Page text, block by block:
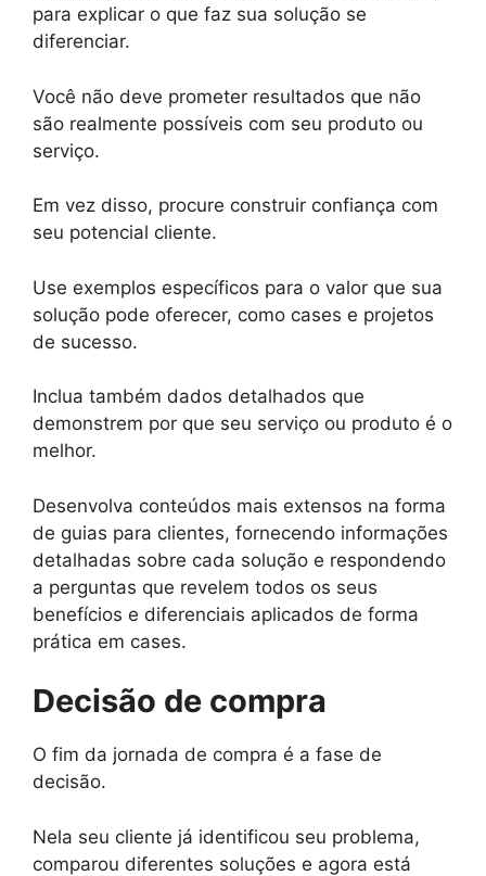
para explicar o que faz sua solução se
diferenciar.
Você não deve prometer resultados que não
são realmente possíveis com seu produto ou
serviço.
Em vez disso, procure construir confiança com
seu potencial cliente.
Use exemplos específicos para o valor que sua
solução pode oferecer, como cases e projetos
de sucesso.
Inclua também dados detalhados que
demonstrem por que seu serviço ou produto é o
melhor.
Desenvolva conteúdos mais extensos na forma
de guias para clientes, fornecendo informações
detalhadas sobre cada solução e respondendo
a perguntas que revelem todos os seus
benefícios e diferenciais aplicados de forma
prática em cases.
Decisão de compra
O fim da jornada de compra é a fase de
decisão.
Nela seu cliente já identificou seu problema,
comparou diferentes soluções e agora está